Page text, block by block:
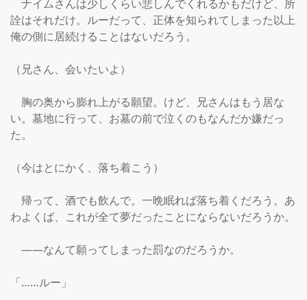
ナイムさんは少しくらい悲しんでくれるかもだけど、所
詮はそれだけ。ルーだって、正体を知られてしまった以上
俺の側に居続けることはないだろう。
（兄さん、会いたいよ）
胸の奥から膨れ上がる願望。けど、兄さんはもう居な
い。墓地に行って、お墓の前で泣くのもなんだか嫌だっ
た。
（今はとにかく、落ち着こう）
帰って、酒でも飲んで。一晩眠れば落ち着くだろう。あ
わよくば、これが全て夢だったことにならないだろうか。
――なんて願ってしまった罰なのだろうか。
「……ルー」